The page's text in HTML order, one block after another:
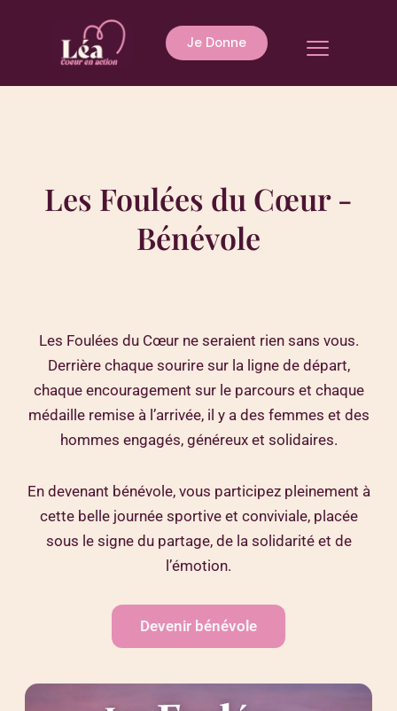
Je Donne Menu
Les Foulées du Cœur -
Bénévole
Les Foulées du Cœur ne seraient rien sans vous.
Derrière chaque sourire sur la ligne de départ,
chaque encouragement sur le parcours et chaque
médaille remise à l’arrivée, il y a des femmes et des
hommes engagés, généreux et solidaires.
En devenant bénévole, vous participez pleinement à
cette belle journée sportive et conviviale, placée
sous le signe du partage, de la solidarité et de
l’émotion.
Devenir bénévole